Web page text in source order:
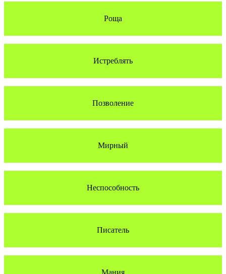
Роща
Истреблять
Позволение
Мирный
Неспособность
Писатель